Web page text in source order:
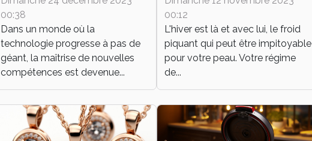
personnel et
professionnel
00:38
Dans un monde où la
technologie progresse à pas de
géant, la maîtrise de nouvelles
compétences est devenue...
00:12
L'hiver est là et avec lui, le froid
piquant qui peut être impitoyable
pour votre peau. Votre régime
de...